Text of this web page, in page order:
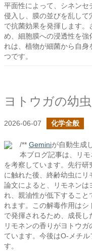
平面性によって、シネンセ
侵入し、膜の並びを乱して
で抗菌効果を発揮します
め、細胞膜への浸透性を強
れは、植物が細菌から自
つです。
ヨトウガの幼
2026-06-07 化学全般
/** Geminiが自動生成
本ブログ記事は、リ
を考察しています。先行
に触れた後、終齢幼虫にリ
論文によると、リモネンは
れ、親油性が低下すること
れます。この解毒作用は
で発揮されるため、成長し
リモネンの香りがヨトウ
ています。今後はO-メチ
す。